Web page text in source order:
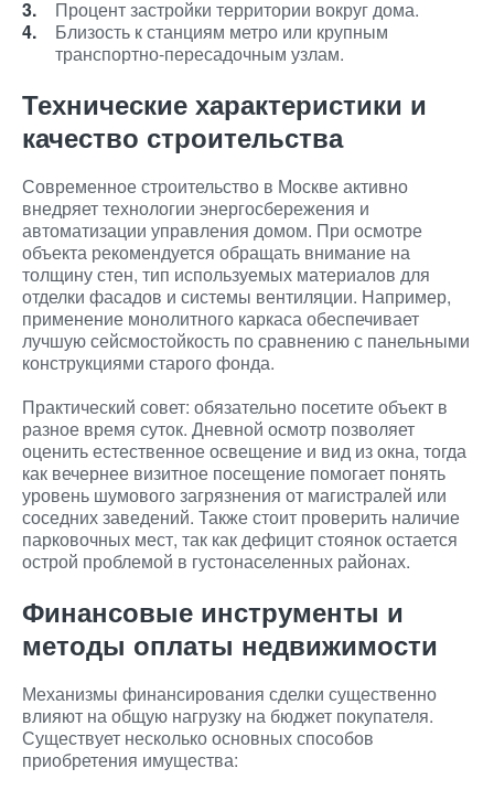
Процент застройки территории вокруг дома.
Близость к станциям метро или крупным
транспортно-пересадочным узлам.
Технические характеристики и
качество строительства
Современное строительство в Москве активно
внедряет технологии энергосбережения и
автоматизации управления домом. При осмотре
объекта рекомендуется обращать внимание на
толщину стен, тип используемых материалов для
отделки фасадов и системы вентиляции. Например,
применение монолитного каркаса обеспечивает
лучшую сейсмостойкость по сравнению с панельными
конструкциями старого фонда.
Практический совет: обязательно посетите объект в
разное время суток. Дневной осмотр позволяет
оценить естественное освещение и вид из окна, тогда
как вечернее визитное посещение помогает понять
уровень шумового загрязнения от магистралей или
соседних заведений. Также стоит проверить наличие
парковочных мест, так как дефицит стоянок остается
острой проблемой в густонаселенных районах.
Финансовые инструменты и
методы оплаты недвижимости
Механизмы финансирования сделки существенно
влияют на общую нагрузку на бюджет покупателя.
Существует несколько основных способов
приобретения имущества: